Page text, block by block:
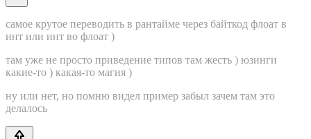
самое крутое переводить в рантайме через байткод флоат в
инт или инт во флоат )
там уже не просто приведение типов там жесть ) юзинги
какие-то ) какая-то магия )
ну или нет, но помню видел пример забыл зачем там это
делалось